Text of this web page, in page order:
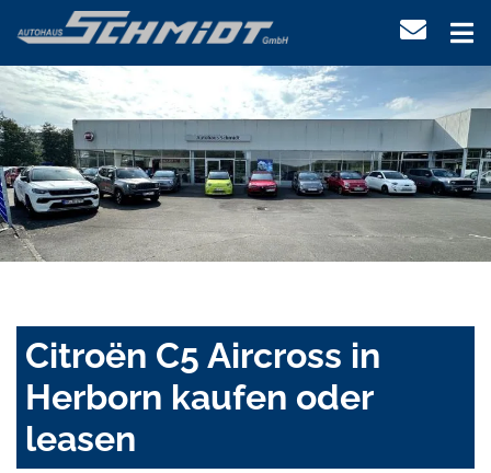
Citroën C5 Aircross in
Herborn kaufen oder
leasen